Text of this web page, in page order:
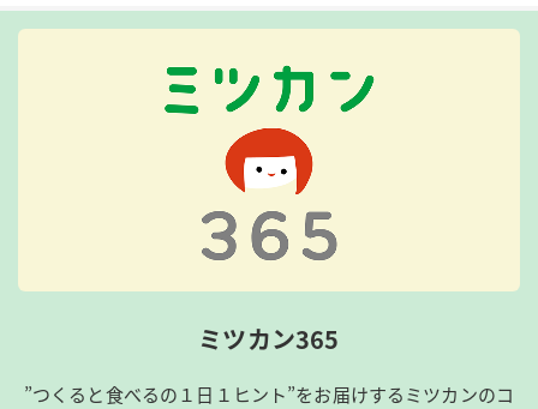
ミツカン365
”つくると食べるの１日１ヒント”をお届けするミツカンのコ